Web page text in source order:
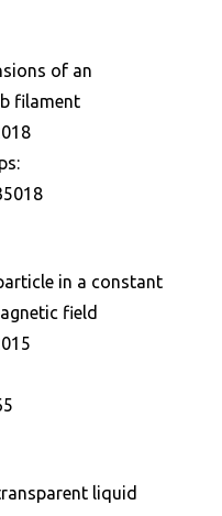
of an
filament
in a constant
field
liquid